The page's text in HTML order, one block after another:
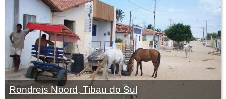
Rondreis Noord, Tibau do Sul